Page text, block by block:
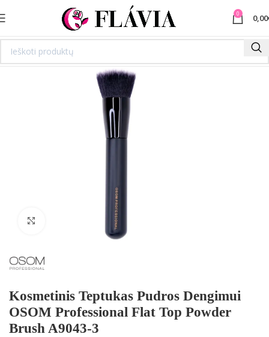
0 0,00
Spustelėkite norėdami padidinti
Kosmetinis Teptukas Pudros Dengimui
OSOM Professional Flat Top Powder
Brush A9043-3